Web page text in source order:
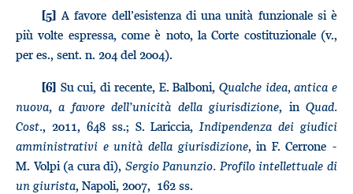
[5] A favore dell’esistenza di una unità funzionale si è
più volte espressa, come è noto, la Corte costituzionale (v.,
per es., sent. n. 204 del 2004).
[6] Su cui, di recente, E. Balboni, Qualche idea, antica e
nuova, a favore dell’unicità della giurisdizione, inQuad.
Cost., 2011, 648 ss.; S. Lariccia,Indipendenza dei giudici
amministrativi e unità della giurisdizione, in F. Cerrone -
M. Volpi (a cura di), Sergio Panunzio. Profilo intellettuale di
un giurista, Napoli, 2007, 162 ss.